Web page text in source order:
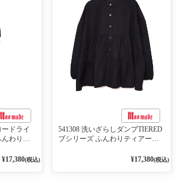
ードライ
わりス
¥17,380(税込)
541308 洗いざらしダンプTIERED
ブシリーズ ふんわりティアード
¥17,380(税込)